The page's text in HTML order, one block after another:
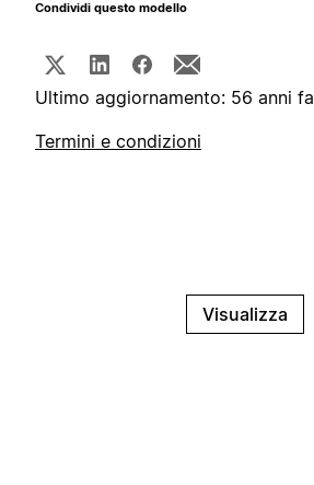
Condividi questo modello
Ultimo aggiornamento: 56 anni fa
Termini e condizioni
Visualizza